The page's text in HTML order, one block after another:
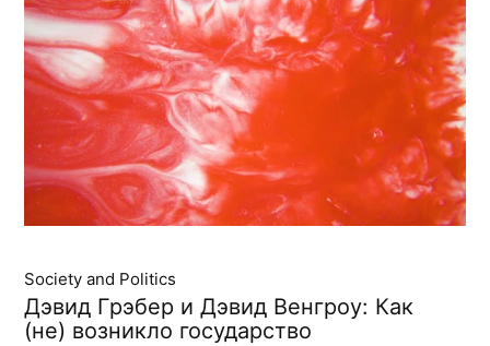
Society and Politics
Дэвид Грэбер и Дэвид Венгроу: Как
(не) возникло государство